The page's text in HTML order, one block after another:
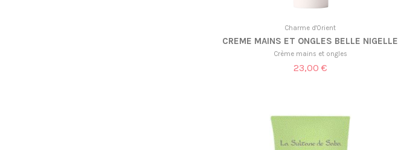
Charme d'Orient
CREME MAINS ET ONGLES BELLE NIGELLE
Crème mains et ongles
23,00 €